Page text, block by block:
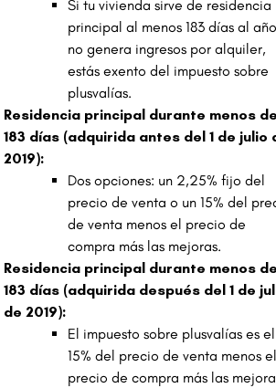
Si tu vivienda sirve de residencia
principal al menos 183 días al
no genera ingresos por alquiler,
estás exento del impuesto sobre
plusvalías.
Residencia principal durante menos
183 días (adquirida antes del 1 de julio
2019):
Dos opciones: un 2,25% fijo del
precio de venta o un 15% del
de venta menos el precio de
compra más las mejoras.
Residencia principal durante menos
183 días (adquirida después del 1 de
de 2019):
El impuesto sobre plusvalías es el
15% del precio de venta menos el
precio de compra más las